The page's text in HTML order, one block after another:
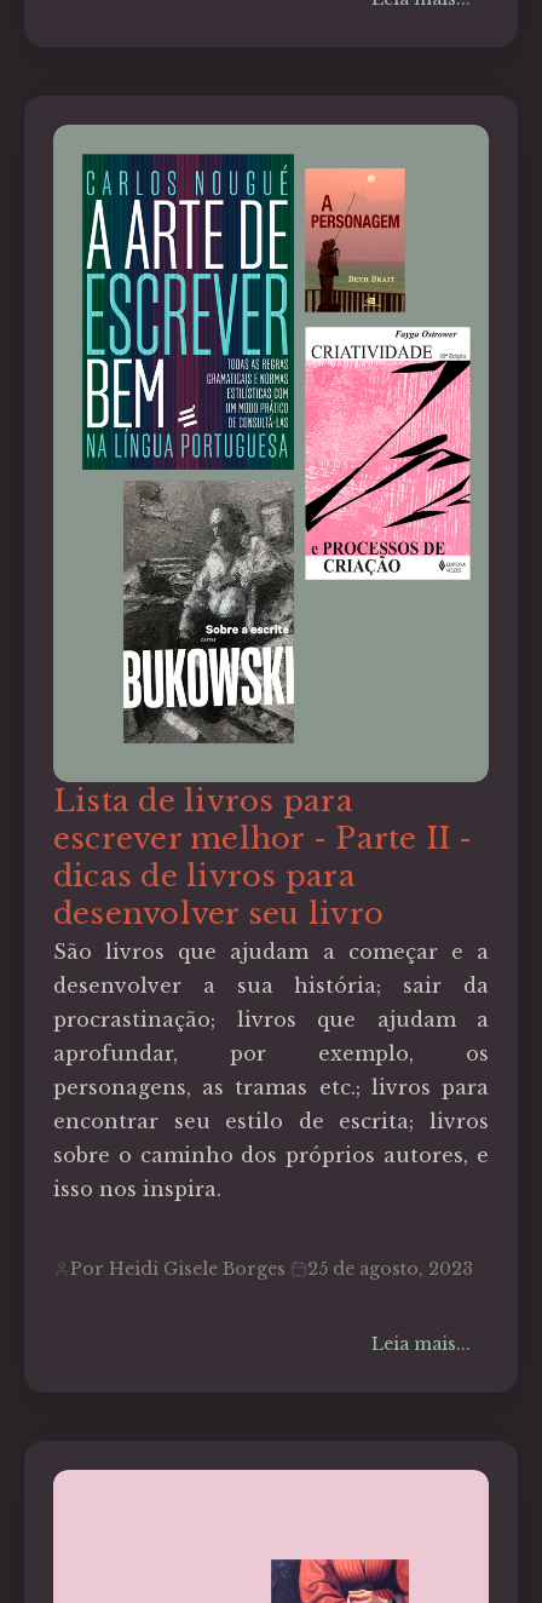
Lista de livros para
escrever melhor - Parte II -
dicas de livros para
desenvolver seu livro
São livros que ajudam a começar e a
desenvolver a sua história; sair da
procrastinação; livros que ajudam a
aprofundar, por exemplo, os
personagens, as tramas etc.; livros para
encontrar seu estilo de escrita; livros
sobre o caminho dos próprios autores, e
isso nos inspira.
Por Heidi Gisele Borges 25 de agosto, 2023
Leia mais...